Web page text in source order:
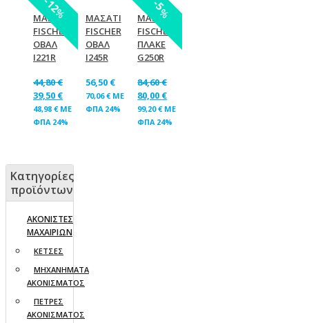
%
12
ΜΑΣΑΤΙ
FISCHER
ΟΒΑΛ
I221R
44,80€
39,50 €
48,98 €ΜΕ
ΦΠΑ 24%
ΜΑΣΑΤΙ
FISCHER
ΟΒΑΛ
I245R
56,50 €
70,06€ΜΕ
ΦΠΑ 24%
%
5
ΜΑΣΑΤΙ
FISCHER
ΠΛΑΚΕ
G250R
84,60€
80,00 €
99,20€ΜΕ
ΦΠΑ 24%
Κατηγορίες
προϊόντων
ΑΚΟΝΙΣΤΕΣ
ΜΑΧΑΙΡΙΩΝ
ΚΕΤΣΕΣ
ΜΗΧΑΝΗΜΑΤΑ
ΑΚΟΝΙΣΜΑΤΟΣ
ΠΕΤΡΕΣ
ΑΚΟΝΙΣΜΑΤΟΣ